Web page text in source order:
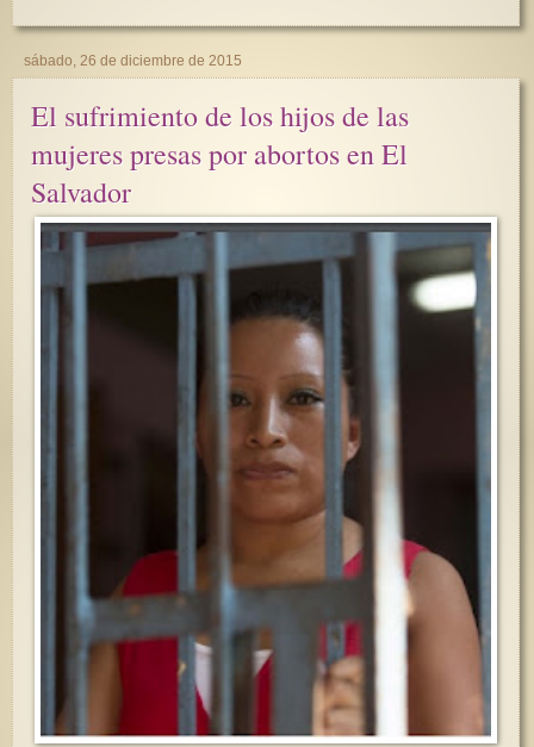
sábado, 26 de diciembre de 2015
El sufrimiento de los hijos de las
mujeres presas por abortos en El
Salvador